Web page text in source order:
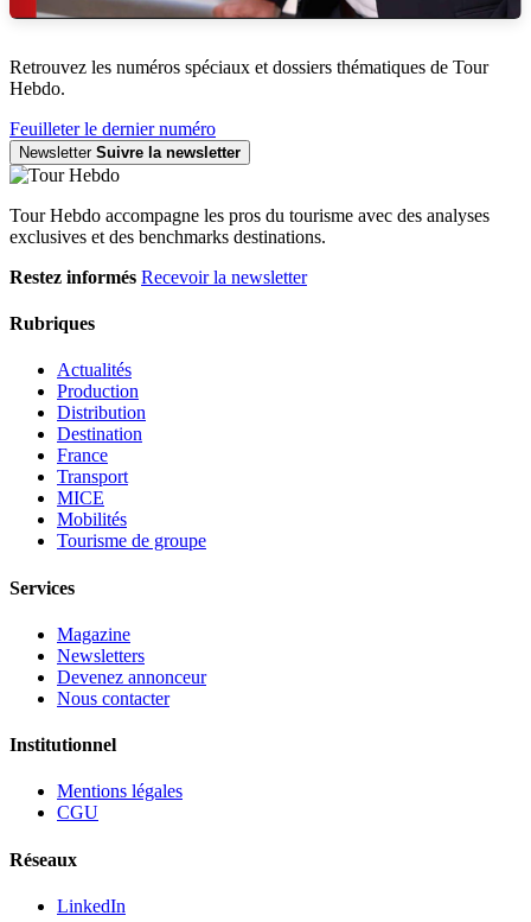
Retrouvez les numéros spéciaux et dossiers thématiques de Tour
Hebdo.
Feuilleter le dernier numéro
Newsletter Suivre la newsletter
Tour Hebdo accompagne les pros du tourisme avec des analyses
exclusives et des benchmarks destinations.
Restez informés Recevoir la newsletter
Rubriques
Actualités
Production
Distribution
Destination
France
Transport
MICE
Mobilités
Tourisme de groupe
Services
Magazine
Newsletters
Devenez annonceur
Nous contacter
Institutionnel
Mentions légales
CGU
Réseaux
LinkedIn